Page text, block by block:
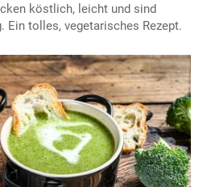
köstlich, leicht und sind
Ein tolles, vegetarisches Rezept.